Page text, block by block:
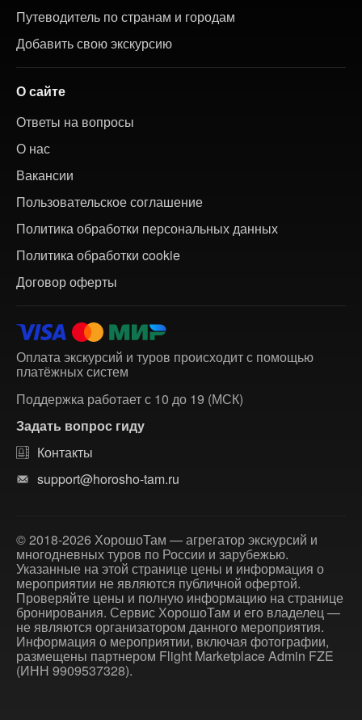
Путеводитель по странам и городам
Добавить свою экскурсию
О сайте
Ответы на вопросы
О нас
Вакансии
Пользовательское соглашение
Политика обработки персональных данных
Политика обработки cookie
Договор оферты
Оплата экскурсий и туров происходит с помощью
платёжных систем
Поддержка работает с 10 до 19 (МСК)
Задать вопрос гиду
Контакты
support@horosho-tam.ru
© 2018-2026 ХорошоТам — агрегатор экскурсий и
многодневных туров по России и зарубежью.
Указанные на этой странице цены и информация о
мероприятии не являются публичной офертой.
Проверяйте цены и полную информацию на странице
бронирования. Сервис ХорошоТам и его владелец —
не являются организатором данного мероприятия.
Информация о мероприятии, включая фотографии,
размещены партнером Flight Marketplace Admin FZE
(ИНН 9909537328).